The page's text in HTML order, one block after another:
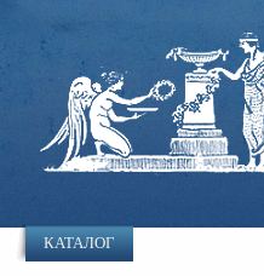
КАТАЛОГ